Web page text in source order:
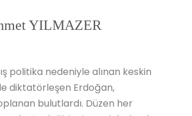
YILMAZER
politika nedeniyle alınan keskin
diktatörleşen Erdoğan,
bulutlardı. Düzen her